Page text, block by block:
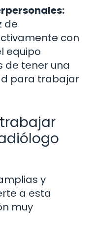
de
con
equipo
de tener una
para trabajar
y
a esta
muy